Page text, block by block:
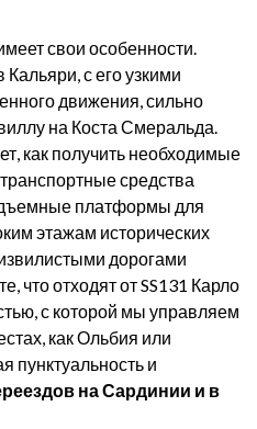
свои особенности.
с его узкими
движения, сильно
на Коста Смеральда.
как получить необходимые
средства
платформы для
этажам исторических
дорогами
что отходят от SS131 Карло
с которой мы управляем
как Ольбия или
пунктуальность и
на Сардинии и в